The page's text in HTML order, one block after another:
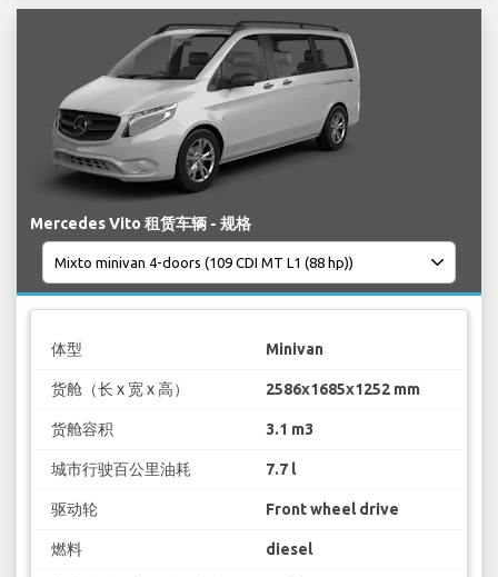
Mercedes Vito 租赁车辆 - 规格
体型 Minivan
货舱（长 x 宽 x 高） 2586x1685x1252 mm
货舱容积 3.1 m3
城市行驶百公里油耗 7.7 l
驱动轮 Front wheel drive
燃料 diesel